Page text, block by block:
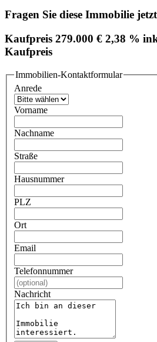
Fragen Sie diese Immobilie
Kaufpreis 279.000 € 2,38 %
Kaufpreis
Immobilien-Kontaktformular
Anrede
Vorname
Nachname
Straße
Hausnummer
PLZ
Ort
Email
Telefonnummer
Nachricht